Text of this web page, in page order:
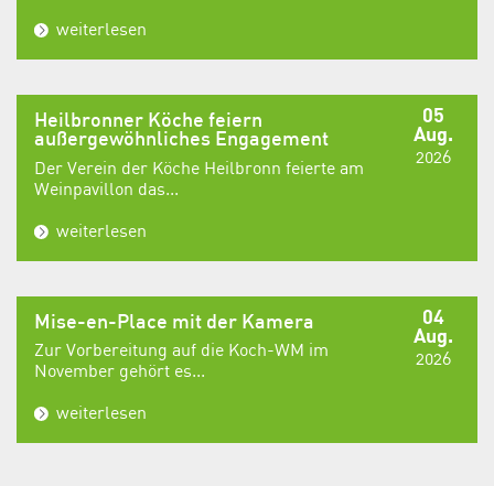
weiterlesen
05
Aug.
2026
Heilbronner Köche feiern
außergewöhnliches Engagement
Der Verein der Köche Heilbronn feierte am
Weinpavillon das...
weiterlesen
04
Aug.
2026
Mise-en-Place mit der Kamera
Zur Vorbereitung auf die Koch-WM im
November gehört es...
weiterlesen